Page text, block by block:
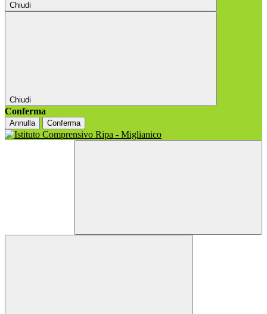
Chiudi
Chiudi
Conferma
Annulla Conferma